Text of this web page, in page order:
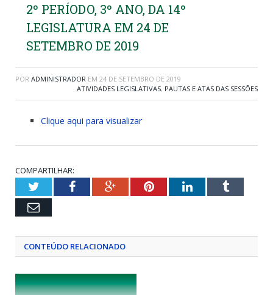
2º PERÍODO, 3º ANO, DA 14º
LEGISLATURA EM 24 DE
SETEMBRO DE 2019
POR ADMINISTRADOR EM 24 DE SETEMBRO DE 2019
ATIVIDADES LEGISLATIVAS, PAUTAS E ATAS DAS SESSÕES
Clique aqui para visualizar
COMPARTILHAR:
TwitterFacebookGoogle+PinterestLinkedInTumblr
Email
CONTEÚDO RELACIONADO